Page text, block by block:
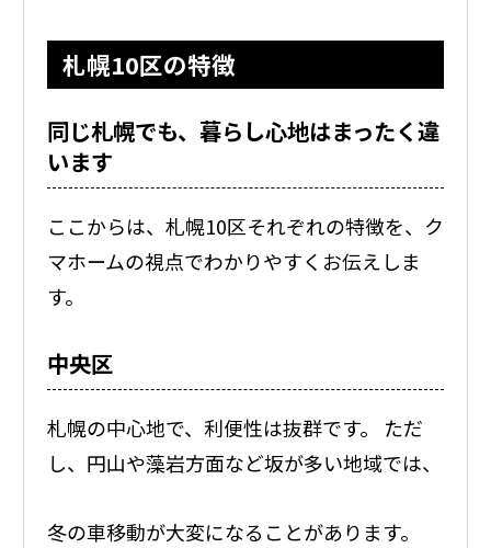
札幌10区の特徴
同じ札幌でも、暮らし心地はまったく違
います
ここからは、札幌10区それぞれの特徴を、ク
マホームの視点でわかりやすくお伝えしま
す。
中央区
札幌の中心地で、利便性は抜群です。 ただ
し、円山や藻岩方面など坂が多い地域では、
冬の車移動が大変になることがあります。